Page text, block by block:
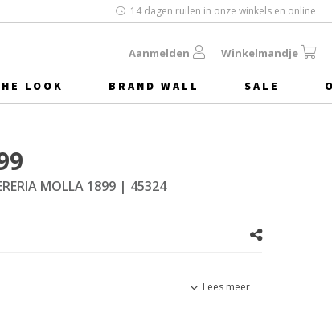
14 dagen ruilen in onze winkels en online
Aanmelden Winkelmandje
LOOK BRAND WALL SALE
MOLLA 1899 | 45324
Lees meer